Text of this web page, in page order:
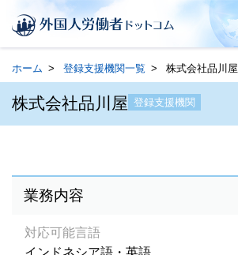
ホーム 登録支援機関一覧 株式会社品川屋
株式会社品川屋 登録支援機関
業務内容
対応可能言語
インドネシア語・英語